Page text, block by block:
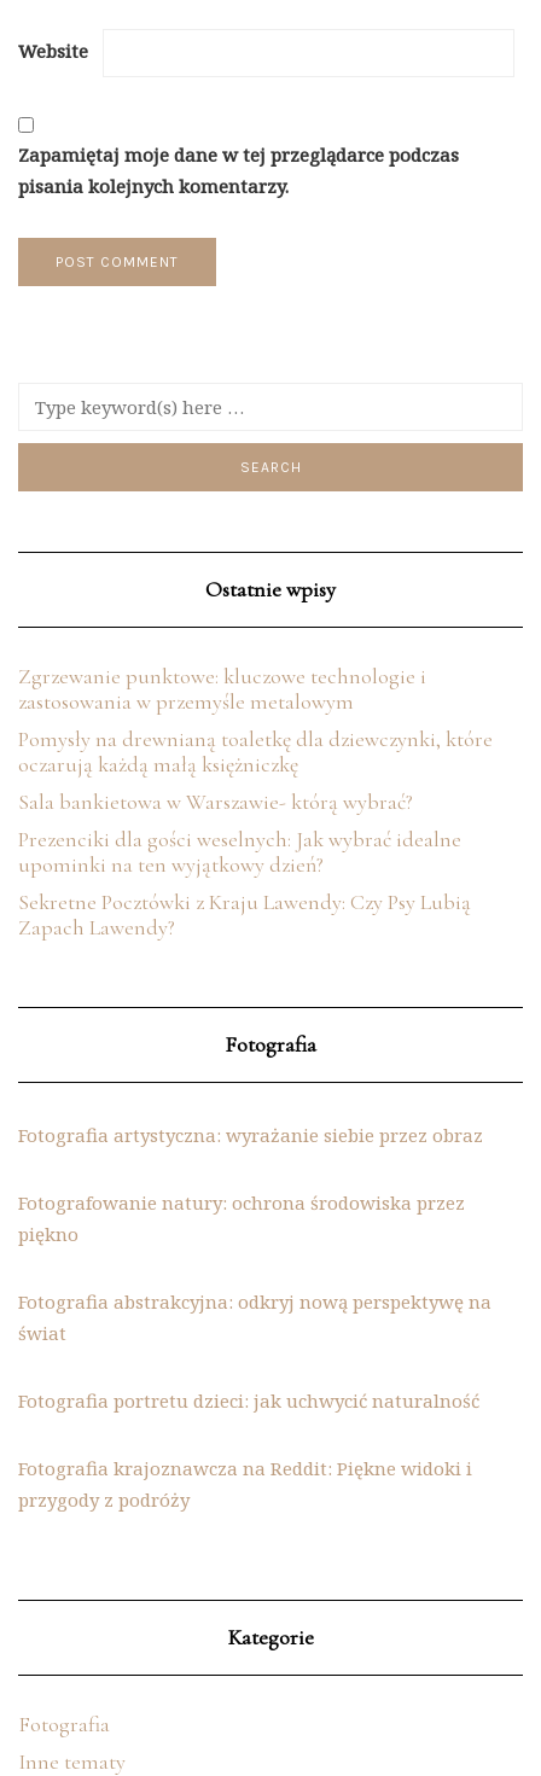
Website
Zapamiętaj moje dane w tej przeglądarce podczas
pisania kolejnych komentarzy.
Ostatnie wpisy
Zgrzewanie punktowe: kluczowe technologie i
zastosowania w przemyśle metalowym
Pomysły na drewnianą toaletkę dla dziewczynki, które
oczarują każdą małą księżniczkę
Sala bankietowa w Warszawie- którą wybrać?
Prezenciki dla gości weselnych: Jak wybrać idealne
upominki na ten wyjątkowy dzień?
Sekretne Pocztówki z Kraju Lawendy: Czy Psy Lubią
Zapach Lawendy?
Fotografia
Fotografia artystyczna: wyrażanie siebie przez obraz
Fotografowanie natury: ochrona środowiska przez
piękno
Fotografia abstrakcyjna: odkryj nową perspektywę na
świat
Fotografia portretu dzieci: jak uchwycić naturalność
Fotografia krajoznawcza na Reddit: Piękne widoki i
przygody z podróży
Kategorie
Fotografia
Inne tematy